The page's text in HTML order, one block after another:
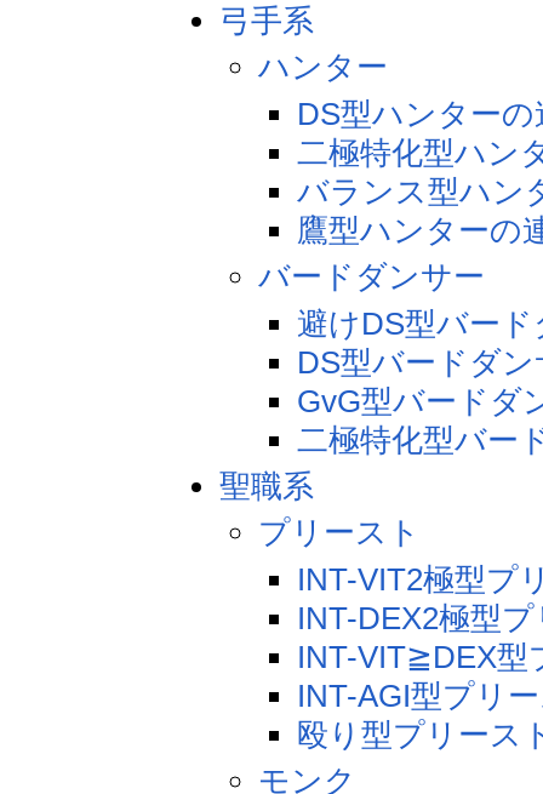
弓手系
ハンター
DS型ハンターの
二極特化型ハン
バランス型ハン
鷹型ハンターの
バードダンサー
避けDS型バー
DS型バードダ
GvG型バードダ
二極特化型バー
聖職系
プリースト
INT-VIT2極型プ
INT-DEX2極型
INT-VIT≧DEX型
INT-AGI型プリ
殴り型プリース
モンク